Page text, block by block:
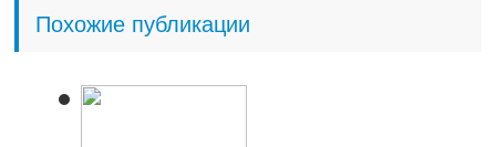
Похожие публикации